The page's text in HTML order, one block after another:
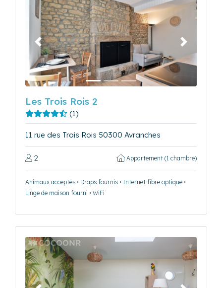
Précédent Suivant
Les Trois Rois 2
(1)
11 rue des Trois Rois 50300 Avranches
2 Appartement (1 chambre)
Animaux acceptés • Draps fournis • Internet fibre optique •
Linge de maison fourni • WiFi